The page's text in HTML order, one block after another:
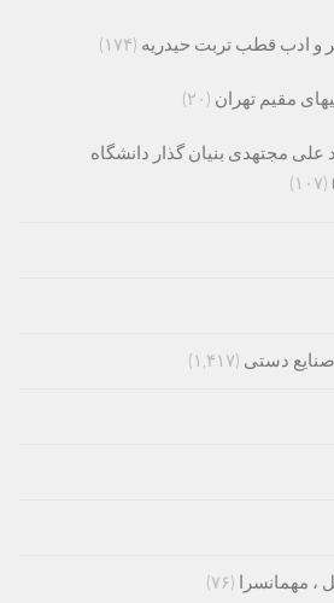
و ادب قطب تربت حیدریه (۱۷۴)
مقیم تهران (۲۰)
علی مجتهدی بنیان گذار دانشگاه
(۱۰۷)
دستی (۱,۴۱۷)
، مهمانسرا (۷۶)